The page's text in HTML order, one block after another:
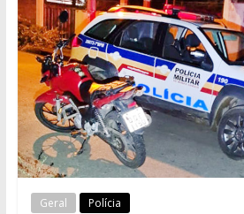
Região
Geral Polícia